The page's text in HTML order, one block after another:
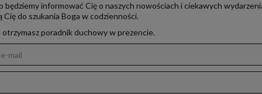
będziemy informować Cię o naszych nowościach i ciekawych
Cię do szukania Boga w codzienności.
otrzymasz poradnik duchowy w prezencie.